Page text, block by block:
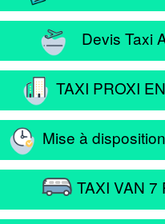
Devis Taxi
TAXI PROXI
Mise à
TAXI VAN 7